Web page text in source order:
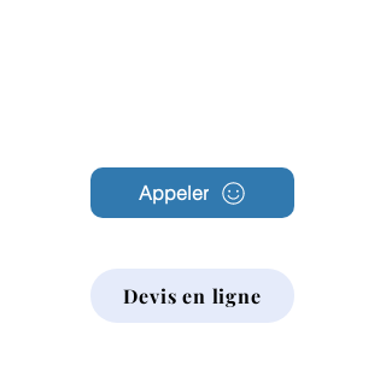
Appeler
Devis en ligne